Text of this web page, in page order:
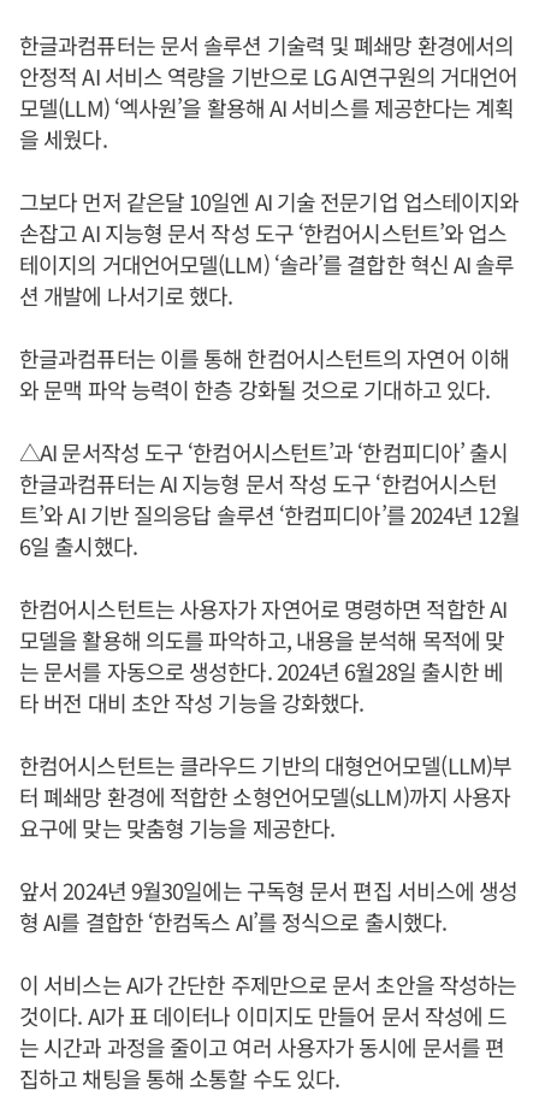
한글과컴퓨터는 문서 솔루션 기술력 및 폐쇄망 환경에서의
안정적 AI 서비스 역량을 기반으로 LG AI연구원의 거대언어
모델(LLM) ‘엑사원’을 활용해 AI 서비스를 제공한다는 계획
을 세웠다.
그보다 먼저 같은달 10일엔 AI 기술 전문기업 업스테이지와
손잡고 AI 지능형 문서 작성 도구 ‘한컴어시스턴트’와 업스
테이지의 거대언어모델(LLM) ‘솔라’를 결합한 혁신 AI 솔루
션 개발에 나서기로 했다.
한글과컴퓨터는 이를 통해 한컴어시스턴트의 자연어 이해
와 문맥 파악 능력이 한층 강화될 것으로 기대하고 있다.
△AI 문서작성 도구 ‘한컴어시스턴트’과 ‘한컴피디아’ 출시
한글과컴퓨터는 AI 지능형 문서 작성 도구 ‘한컴어시스턴
트’와 AI 기반 질의응답 솔루션 ‘한컴피디아’를 2024년 12월
6일 출시했다.
한컴어시스턴트는 사용자가 자연어로 명령하면 적합한 AI
모델을 활용해 의도를 파악하고, 내용을 분석해 목적에 맞
는 문서를 자동으로 생성한다. 2024년 6월28일 출시한 베
타 버전 대비 초안 작성 기능을 강화했다.
한컴어시스턴트는 클라우드 기반의 대형언어모델(LLM)부
터 폐쇄망 환경에 적합한 소형언어모델(sLLM)까지 사용자
요구에 맞는 맞춤형 기능을 제공한다.
앞서 2024년 9월30일에는 구독형 문서 편집 서비스에 생성
형 AI를 결합한 ‘한컴독스 AI’를 정식으로 출시했다.
이 서비스는 AI가 간단한 주제만으로 문서 초안을 작성하는
것이다. AI가 표 데이터나 이미지도 만들어 문서 작성에 드
는 시간과 과정을 줄이고 여러 사용자가 동시에 문서를 편
집하고 채팅을 통해 소통할 수도 있다.